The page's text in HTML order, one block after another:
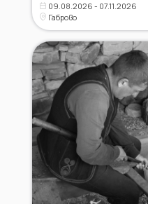
09.08.2026 - 07.11.2026
Габрово